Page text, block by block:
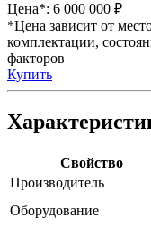
Цена*: 6 000 000 ₽
*Цена зависит от
комплектации,
факторов
Купить
Свойство
Производитель
Оборудование